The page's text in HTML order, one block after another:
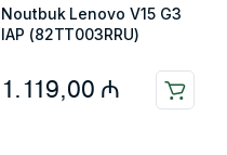
Noutbuk Lenovo V15 G3
IAP (82TT003RRU)
1.119,00 ₼